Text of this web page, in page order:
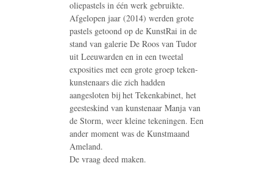
oliepastels in één werk gebruikte.
Afgelopen jaar (2014) werden grote
pastels getoond op de KunstRai in de
stand van galerie De Roos van Tudor
uit Leeuwarden en in een tweetal
exposities met een grote groep teken-
kunstenaars die zich hadden
aangesloten bij het Tekenkabinet, het
geesteskind van kunstenaar Manja van
de Storm, weer kleine tekeningen. Een
ander moment was de Kunstmaand
Ameland.
De vraag deed maken.